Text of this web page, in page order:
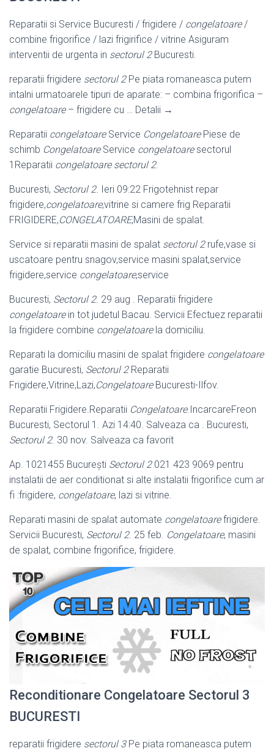
Reparatii si Service Bucuresti / frigidere / congelatoare/
combine frigorifice / lazi frigirifice / vitrine Asiguram
interventii de urgenta in sectorul 2Bucuresti.
reparatii frigidere sectorul 2Pe piata romaneasca putem
intalni urmatoarele tipuri de aparate: – combina frigorifica –
congelatoare– frigidere cu … Detalii →
Reparatii congelatoareService CongelatoarePiese de
schimb CongelatoareService congelatoaresectorul
1Reparatii congelatoare sectorul 2.
Bucuresti, Sectorul 2. Ieri 09:22 Frigotehnist repar
frigidere,congelatoare,vitrine si camere frig Reparatii
FRIGIDERE,CONGELATOARE,Masini de spalat.
Service si reparatii masini de spalat sectorul 2rufe,vase si
uscatoare pentru snagov,service masini spalat,service
frigidere,service congelatoare,service
Bucuresti, Sectorul 2. 29 aug . Reparatii frigidere
congelatoarein tot judetul Bacau. Servicii Efectuez reparatii
la frigidere combine congelatoarela domiciliu.
Reparati la domiciliu masini de spalat frigidere congelatoare
garatie Bucuresti, Sectorul 2Reparatii
Frigidere,Vitrine,Lazi,CongelatoareBucuresti-Ilfov.
Reparatii Frigidere.Reparatii Congelatoare.IncarcareFreon
Bucuresti, Sectorul 1. Azi 14:40. Salveaza ca . Bucuresti,
Sectorul 2. 30 nov. Salveaza ca favorit
Ap. 1021455 Bucureşti Sectorul 2021 423 9069 pentru
instalatii de aer conditionat si alte instalatii frigorifice cum ar
fi :frigidere, congelatoare, lazi si vitrine.
Reparati masini de spalat automate congelatoarefrigidere.
Servicii Bucuresti, Sectorul 2. 25 feb. Congelatoare, masini
de spalat, combine frigorifice, frigidere.
Reconditionare Congelatoare Sectorul 3
BUCURESTI
reparatii frigidere sectorul 3Pe piata romaneasca putem